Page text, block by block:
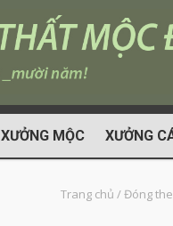
XƯỞNG MỘC XƯỞNG
Trang chủ /Đóng